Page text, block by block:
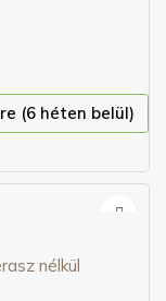
(6 héten belül)
nélkül